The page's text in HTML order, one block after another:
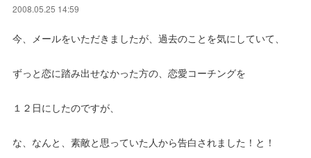
2008.05.25 14:59
今、メールをいただきましたが、過去のことを気にしていて、
ずっと恋に踏み出せなかった方の、恋愛コーチングを
１２日にしたのですが、
な、なんと、素敵と思っていた人から告白されました！と！